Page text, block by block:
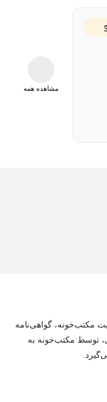
مارکوها، ایجاد پالت های
مشاهده همه
مکتب‌خونه، گواهی‌نامه
توسط مکتب‌خونه به